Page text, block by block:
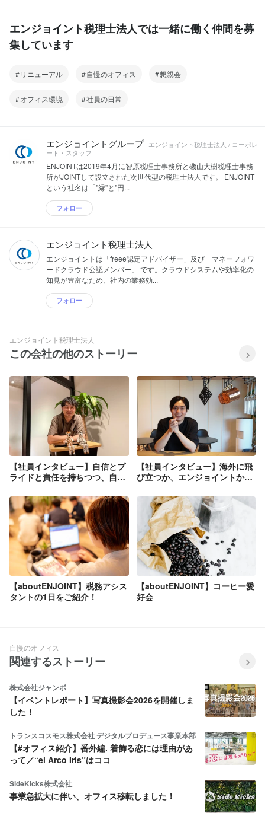
エンジョイント税理士法人では一緒に働く仲間を募
集しています
リニューアル 自慢のオフィス 懇親会
オフィス環境 社員の日常
エンジョイントグループ エンジョイント税理士法人 / コーポレ
ート・スタッフ
ENJOINTは2019年4月に智原税理士事務所と磯山大樹税理士事務
所がJOINTして設立された次世代型の税理士法人です。 ENJOINT
という社名は「"縁"と"円...
フォロー
エンジョイント税理士法人
エンジョイントは「freee認定アドバイザー」及び「マネーフォワ
ードクラウド公認メンバー」 です。クラウドシステムや効率化の
知見が豊富なため、社内の業務効...
フォロー
エンジョイント税理士法人
この会社の他のストーリー
【社員インタビュー】自信とプ
ライドと責任を持ちつつ、自由
【社員インタビュー】海外に飛
び立つか、エンジョイントか。
【aboutENJOINT】税務アシス
タントの1日をご紹介！
【aboutENJOINT】コーヒー愛
好会
自慢のオフィス
関連するストーリー
株式会社ジャンボ
【イベントレポート】写真撮影会2026を開催しま
した！
トランスコスモス株式会社 デジタルプロデュース事業本部
【#オフィス紹介】番外編. 着飾る恋には理由があ
って／“el Arco Iris”はココ
SideKicks株式会社
事業急拡大に伴い、オフィス移転しました！